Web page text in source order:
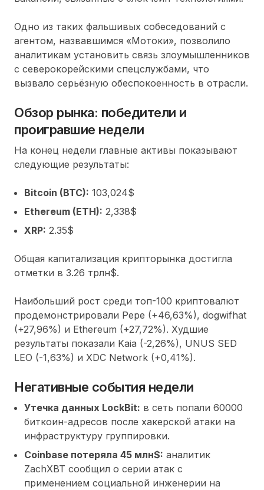
Одно из таких фальшивых собеседований с
агентом, назвавшимся «Мотоки», позволило
аналитикам установить связь злоумышленников
с северокорейскими спецслужбами, что
вызвало серьёзную обеспокоенность в отрасли.
Обзор рынка: победители и
проигравшие недели
На конец недели главные активы показывают
следующие результаты:
Bitcoin (BTC): 103,024$
Ethereum (ETH): 2,338$
XRP: 2.35$
Общая капитализация крипторынка достигла
отметки в 3.26 трлн$.
Наибольший рост среди топ-100 криптовалют
продемонстрировали Pepe (+46,63%), dogwifhat
(+27,96%) и Ethereum (+27,72%). Худшие
результаты показали Kaia (-2,26%), UNUS SED
LEO (-1,63%) и XDC Network (+0,41%).
Негативные события недели
Утечка данных LockBit: в сеть попали 60000
биткоин-адресов после хакерской атаки на
инфраструктуру группировки.
Coinbase потеряла 45 млн$: аналитик
ZachXBT сообщил о серии атак с
применением социальной инженерии на